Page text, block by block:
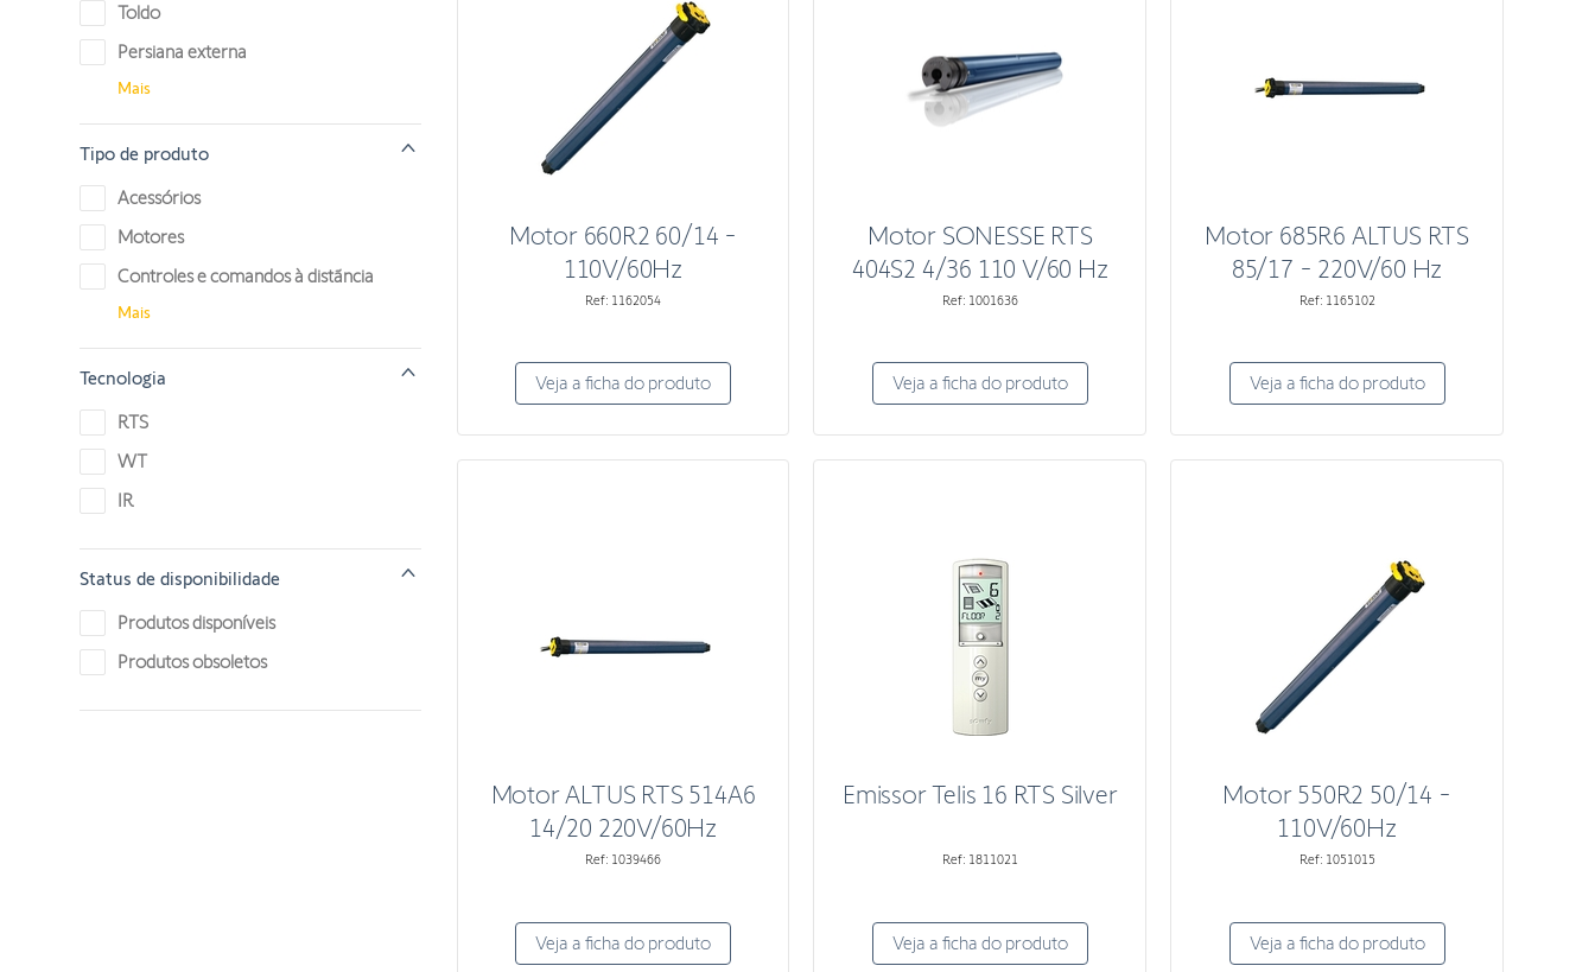
Toldo
Persiana externa
Mais
Tipo de produto
Acessórios
Motores
Controles e comandos à distãncia
Mais
Tecnologia
RTS
WT
IR
Status de disponibilidade
Produtos disponíveis
Produtos obsoletos
Motor 660R2 60/14 -
110V/60Hz
Ref: 1162054
Veja a ficha do produto
Motor SONESSE RTS
404S2 4/36 110 V/60 Hz
Ref: 1001636
Veja a ficha do produto
Motor 685R6 ALTUS RTS
85/17 - 220V/60 Hz
Ref: 1165102
Veja a ficha do produto
Motor ALTUS RTS 514A6
14/20 220V/60Hz
Ref: 1039466
Veja a ficha do produto
Emissor Telis 16 RTS Silver
Ref: 1811021
Veja a ficha do produto
Motor 550R2 50/14 -
110V/60Hz
Ref: 1051015
Veja a ficha do produto